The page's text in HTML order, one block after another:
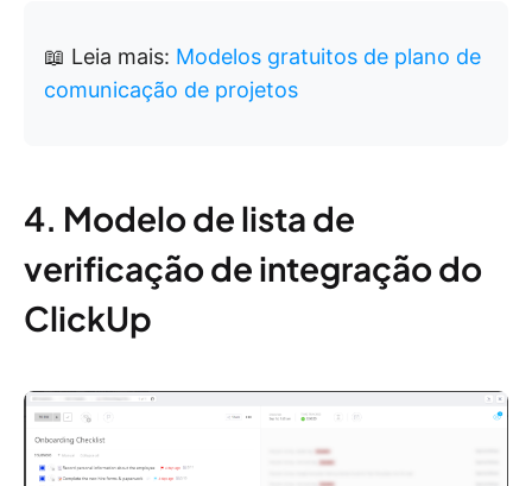
📖 Leia mais: Modelos gratuitos de plano de
comunicação de projetos
4. Modelo de lista de
verificação de integração do
ClickUp